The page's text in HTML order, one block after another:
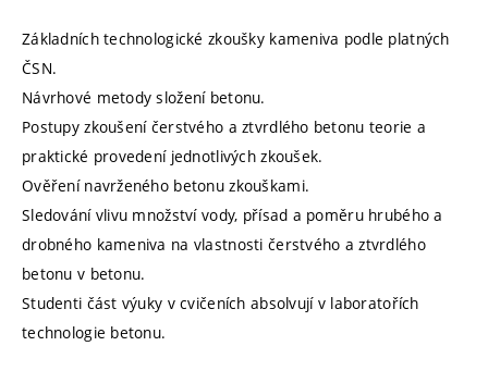
Základních technologické zkoušky kameniva podle platných
ČSN.
Návrhové metody složení betonu.
Postupy zkoušení čerstvého a ztvrdlého betonu teorie a
praktické provedení jednotlivých zkoušek.
Ověření navrženého betonu zkouškami.
Sledování vlivu množství vody, přísad a poměru hrubého a
drobného kameniva na vlastnosti čerstvého a ztvrdlého
betonu v betonu.
Studenti část výuky v cvičeních absolvují v laboratořích
technologie betonu.